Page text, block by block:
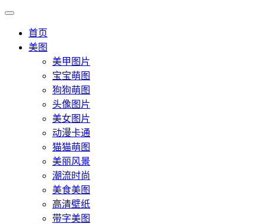
首页
美图
美甲图片
宝宝萌图
狗狗萌图
头像图片
美女图片
动漫卡通
猫猫萌图
美丽风景
潮流时尚
美食美图
高清壁纸
带字美图